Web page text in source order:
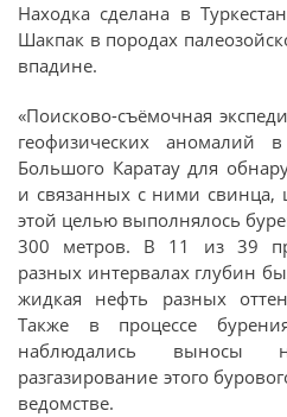
Находка сделана в
Шакпак в породах
впадине.
«Поисково-съёмочная
геофизических аномалий
Большого Каратау для
и связанных с ними свинца,
этой целью выполнялось
300 метров. В 11 из 39
разных интервалах глубин
жидкая нефть разных
Также в процессе
наблюдались выносы
разгазирование этого
ведомстве.